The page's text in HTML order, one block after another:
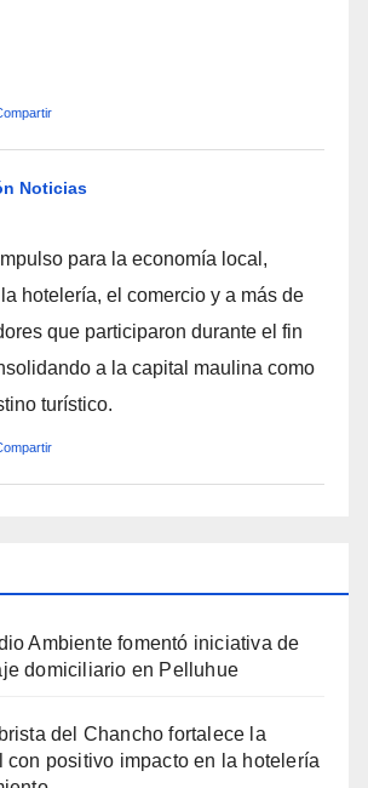
Noticias
para la economía local,
hotelería, el comercio y a más de
que participaron durante el fin
a la capital maulina como
turístico.
Ambiente fomentó iniciativa de
domiciliario en Pelluhue
del Chancho fortalece la
con positivo impacto en la hotelería